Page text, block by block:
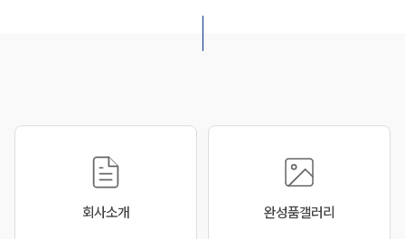
월드모형
월드모형
회사소개 완성품갤러리